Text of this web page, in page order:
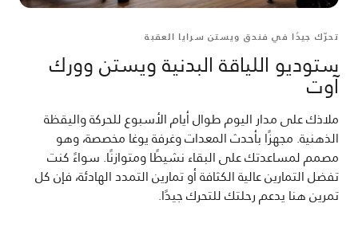
تحرّك جيدًا في فندق ويستن سرايا العقبة
ستوديو اللياقة البدنية ويستن وورك
آوت
ملاذك على مدار اليوم طوال أيام الأسبوع للحركة واليقظة
الذهنية. مجهزًا بأحدث المعدات وغرفة يوغا مخصصة، وهو
مصمم لمساعدتك على البقاء نشيطًا ومتوازنًا. سواءً كنت
تفضل التمارين عالية الكثافة أو تمارين التمدد الهادئة، فإن كل
تمرين هنا يدعم رحلتك للتحرك جيدًا.